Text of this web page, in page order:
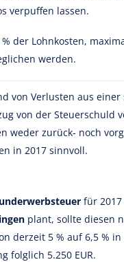
verpuffen lassen.
% der Lohnkosten,
werden.
von Verlusten aus
von der Steuerschuld
weder zurück- noch
in 2017 sinnvoll.
für 2017
plant, sollte diesen
derzeit 5 % auf 6,5 % in
folglich 5.250 EUR.